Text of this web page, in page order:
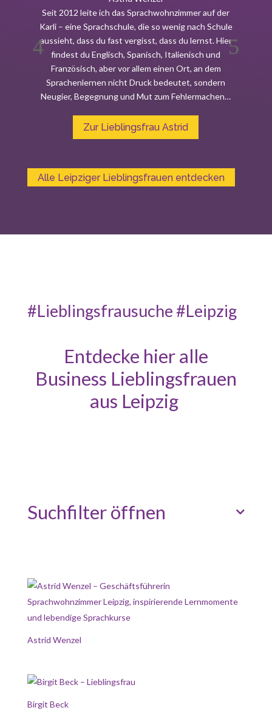
Seit 2012 leite ich das Sprachwohnzimmer auf der
Karli – eine Sprachschule, die so wenig nach Schule
aussieht, dass du fast vergisst, dass du lernst. Hier
findest du Englisch, Spanisch, Italienisch und
Französisch, aber vor allem einen Ort, an dem
Sprachenlernen nicht Druck bedeutet, sondern
Neugier, Begegnung und Mut zum Fehlermachen…
Zur Lieblingsfrau Astrid
Alle Leipziger Lieblingsfrauen entdecken
#Lieblingsfrausuche #Leipzig
Entdecke hier alle
Business Lieblingsfrauen
aus Leipzig
Suchfilter öffnen
Astrid Wenzel
Birgit Beck